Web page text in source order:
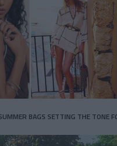
BAGS SETTING THE TONE